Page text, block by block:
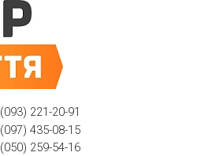
(093) 221-20-91
(097) 435-08-15
(050) 259-54-16